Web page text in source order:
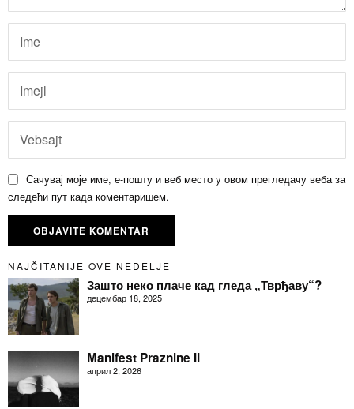
Сачувај моје име, е-пошту и веб место у овом прегледачу веба за
следећи пут када коментаришем.
NAJČITANIJE OVE NEDELJE
Зашто неко плаче кад гледа „Тврђаву“?
децембар 18, 2025
Manifest Praznine II
април 2, 2026